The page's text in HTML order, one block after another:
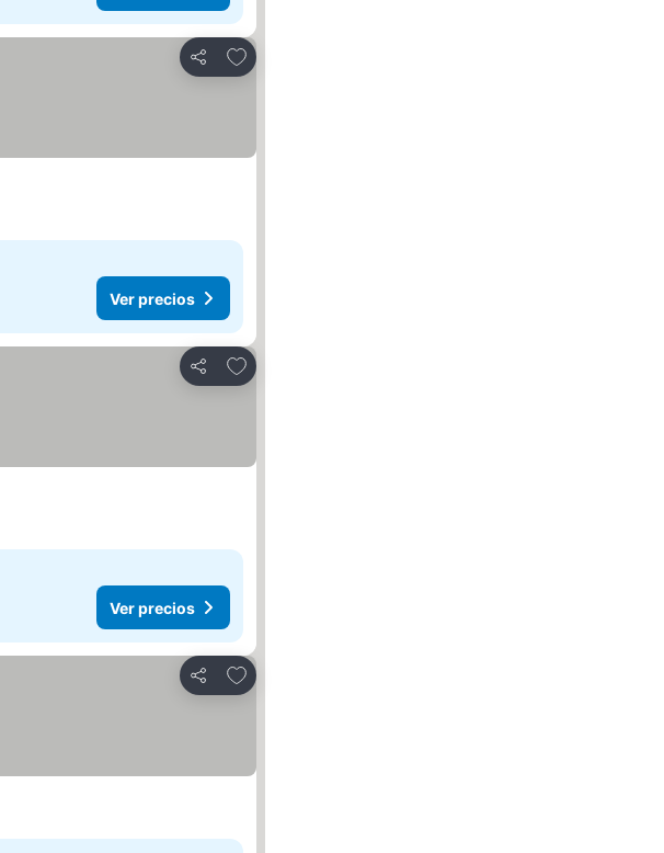
Compartir
Añadir a favoritos
Ver precios
Compartir
Añadir a favoritos
Ver precios
Compartir
Añadir a favoritos